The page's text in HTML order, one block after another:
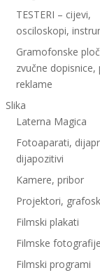
TESTERI – cijevi,
osciloskopi,
Gramofonske
zvučne dopisnice,
reklame
Slika
Laterna Magica
Fotoaparati,
dijapozitivi
Kamere, pribor
Projektori,
Filmski plakati
Filmske fotografije
Filmski programi